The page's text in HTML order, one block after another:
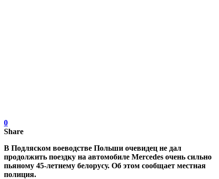
0
Share
В Подляском воеводстве Польши очевидец не дал
продолжить поездку на автомобиле Mercedes очень сильно
пьяному 45-летнему белорусу. Об этом сообщает местная
полиция.